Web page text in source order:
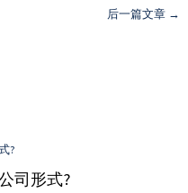
后一篇文章 →
司形式?